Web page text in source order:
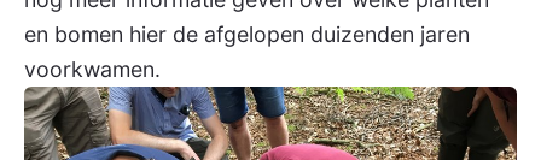
en bomen hier de afgelopen duizenden jaren
voorkwamen.